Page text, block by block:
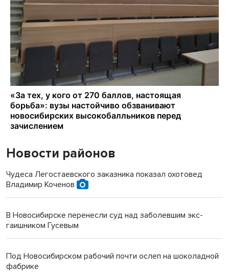
Новости районов
Чудеса Легостаевского заказника показал охотовед
Владимир Коченов
В Новосибирске перенесли суд над заболевшим экс-
гаишником Гусевым
Под Новосибирском рабочий почти ослеп на шоколадной
фабрике